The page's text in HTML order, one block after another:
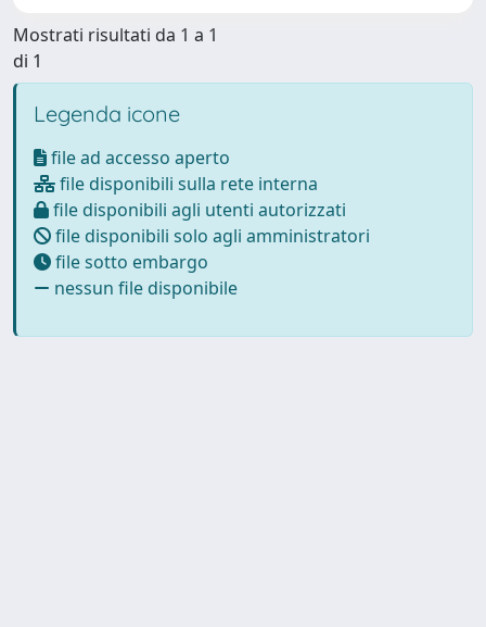
Mostrati risultati da 1 a 1
di 1
Legenda icone
file ad accesso aperto
file disponibili sulla rete interna
file disponibili agli utenti autorizzati
file disponibili solo agli amministratori
file sotto embargo
nessun file disponibile